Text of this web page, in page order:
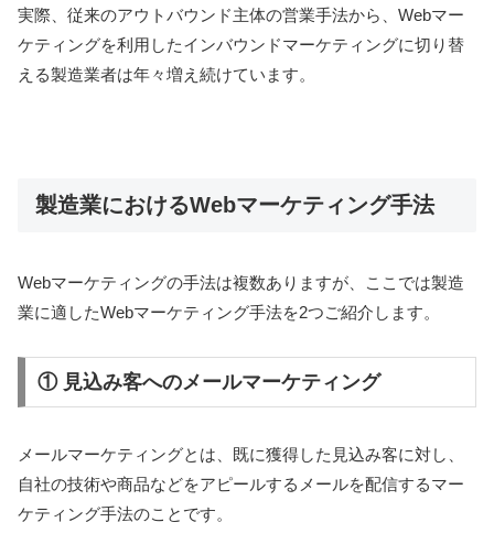
実際、従来のアウトバウンド主体の営業手法から、Webマー
ケティングを利用したインバウンドマーケティングに切り替
える製造業者は年々増え続けています。
製造業におけるWebマーケティング手法
Webマーケティングの手法は複数ありますが、ここでは製造
業に適したWebマーケティング手法を2つご紹介します。
① 見込み客へのメールマーケティング
メールマーケティングとは、既に獲得した見込み客に対し、
自社の技術や商品などをアピールするメールを配信するマー
ケティング手法のことです。